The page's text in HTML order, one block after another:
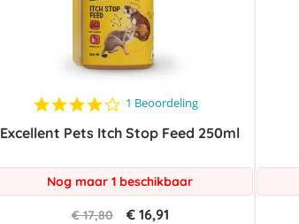
4.0
rating
1 Beoordeling
Excellent Pets Itch Stop Feed 250ml
Nog maar 1 beschikbaar
€ 17,80 € 16,91